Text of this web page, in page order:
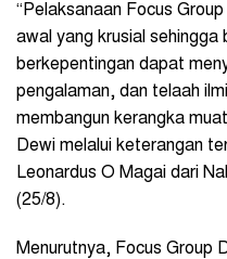
“Pelaksanaan Focus
awal yang krusial sehingga
berkepentingan dapat
pengalaman, dan telaah
membangun kerangka
Dewi melalui keterangan
Leonardus O Magai dari
(25/8).
Menurutnya, Focus Group